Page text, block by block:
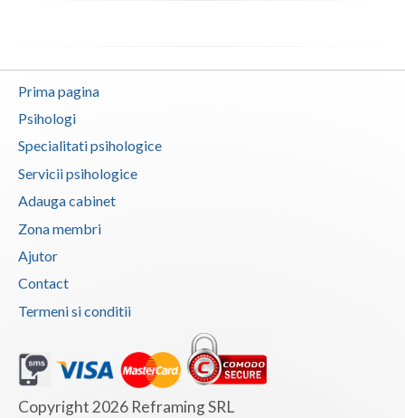
Prima pagina
Psihologi
Specialitati psihologice
Servicii psihologice
Adauga cabinet
Zona membri
Ajutor
Contact
Termeni si conditii
Copyright 2026 Reframing SRL